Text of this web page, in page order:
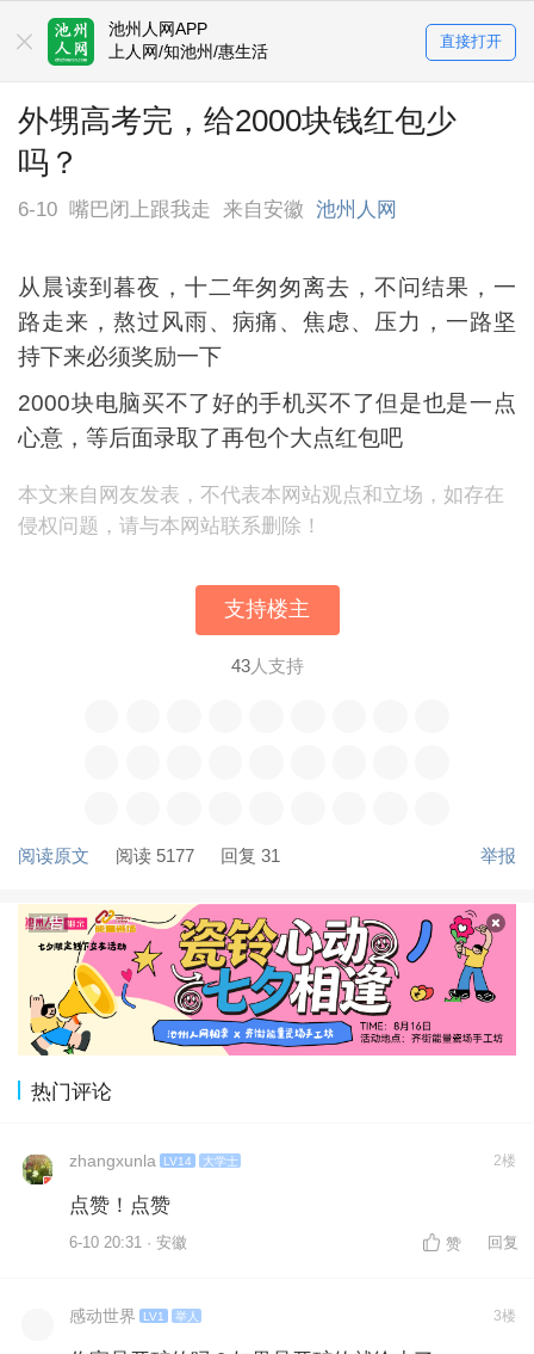
池州人网APP
上人网/知池州/惠生活
直接打开
外甥高考完，给2000块钱红包少
吗？
6-10 嘴巴闭上跟我走 来自安徽 池州人网
从晨读到暮夜，十二年匆匆离去，不问结果，一
路走来，熬过风雨、病痛、焦虑、压力，一路坚
持下来必须奖励一下
2000块电脑买不了好的手机买不了但是也是一点
心意，等后面录取了再包个大点红包吧
本文来自网友发表，不代表本网站观点和立场，如存在
侵权问题，请与本网站联系删除！
支持楼主
43人支持
阅读原文 阅读 5177 回复 31 举报
热门评论
zhangxunla LV14 大学士 2楼
点赞！点赞
6-10 20:31 · 安徽 赞 回复
感动世界 LV1 举人 3楼